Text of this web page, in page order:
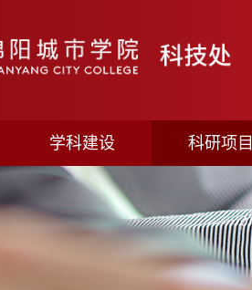
学科建设 科研项目